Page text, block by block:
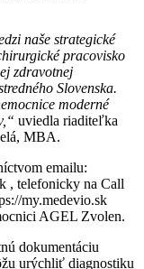
naše strategické
pracovisko
zdravotnej
Slovenska.
moderné
uviedla riaditeľka
MBA.
emailu:
, telefonicky na Call
my.medevio.sk
AGEL Zvolen.
dokumentáciu
urýchliť diagnostiku